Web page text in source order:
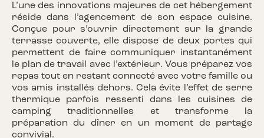
L’une des innovations majeures de cet hébergement
réside dans l’agencement de son espace cuisine.
Conçue pour s’ouvrir directement sur la grande
terrasse couverte, elle dispose de deux portes qui
permettent de faire communiquer instantanément
le plan de travail avec l’extérieur. Vous préparez vos
repas tout en restant connecté avec votre famille ou
vos amis installés dehors. Cela évite l’effet de serre
thermique parfois ressenti dans les cuisines de
camping traditionnelles et transforme la
préparation du dîner en un moment de partage
convivial.